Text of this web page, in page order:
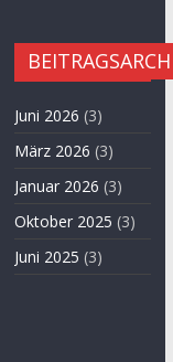
Juni 2026 (3)
März 2026 (3)
Januar 2026 (3)
Oktober 2025 (3)
Juni 2025 (3)